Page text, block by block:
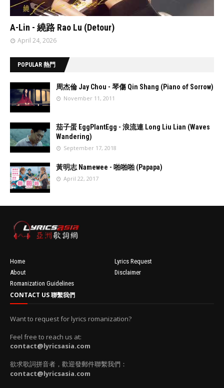
A-Lin - 繞路 Rao Lu (Detour)
April 24, 2026
POPULAR 熱門
'data:post.fea
turedImage
resizeImage
100'
周杰倫 Jay Chou - 琴傷 Qin Shang (Piano of Sorrow)
November 11, 2011
'data:post.fea
turedImage
resizeImage
100'
茄子蛋 EggPlantEgg - 浪流連 Long Liu Lian (Waves
Wandering)
September 17, 2018
'data:post.fea
resizeImage
100'
黃明志 Namewee - 啪啪啪 (Papapa)
April 22, 2017
Home
Lyrics Request
About
Disclaimer
Romanization Guidelines
CONTACT US 聯繫我們
Want to request for lyrics romanization?
Feel free to reach us at:
contact@lyricsasia.com
欲求歌詞拼音者，歡迎發郵件聯繫我們：
contact@lyricsasia.com